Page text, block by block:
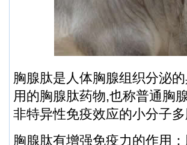
胸腺肽是人体胸腺组织分泌
用的胸腺肽药物,也称普通胸
非特异性免疫效应的小分子多
胸腺肽有增强免疫力的作用